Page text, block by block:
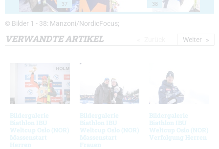
37 38
© Bilder 1 - 38: Manzoni/NordicFocus;
VERWANDTE ARTIKEL
Bildergalerie
Biathlon IBU
Weltcup Oslo (NOR)
Massenstart
Herren
Bildergalerie
Biathlon IBU
Weltcup Oslo (NOR)
Massenstart
Frauen
Bildergalerie
Biathlon IBU
Weltcup Oslo (NOR)
Verfolgung Herren
Weiter